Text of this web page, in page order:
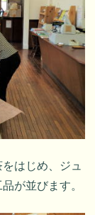
はじめ、ジュ
が並びます。